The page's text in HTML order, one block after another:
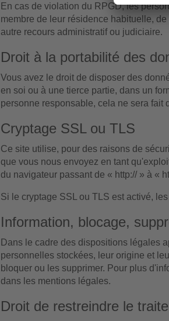
En cas de violation du RPGD, les
membre de leur résidence habituelle,
autre recours administratif ou judiciaire.
Droit à la portabilité des
Vous avez le droit de disposer des
en soi ou à une tierce partie, dans un
personne responsable, cela ne sera fait
Cryptage SSL ou TLS
Ce site utilise, pour des raisons de
que vous nous envoyez en tant
du navigateur passant de « http:// » à «
Si le cryptage SSL ou TLS est activé,
Information, blocage,
Dans le cadre des dispositions légales
personnelles stockées, leur origine et
bloquer ou les supprimer. Pour plus
dans les mentions légales.
Droit de restreindre le